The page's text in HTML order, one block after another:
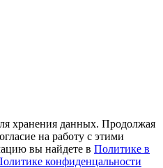
хранения данных. Продолжая
на работу с этими
вы найдете в Политике в
конфиденцальности